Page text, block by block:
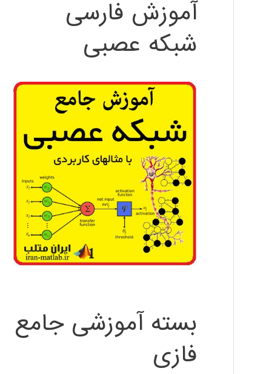
آموزش فارسی
شبکه عصبی
بسته آموزشی جامع
فازی